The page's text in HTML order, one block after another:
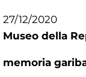
27/12/2020
Museo della
memoria